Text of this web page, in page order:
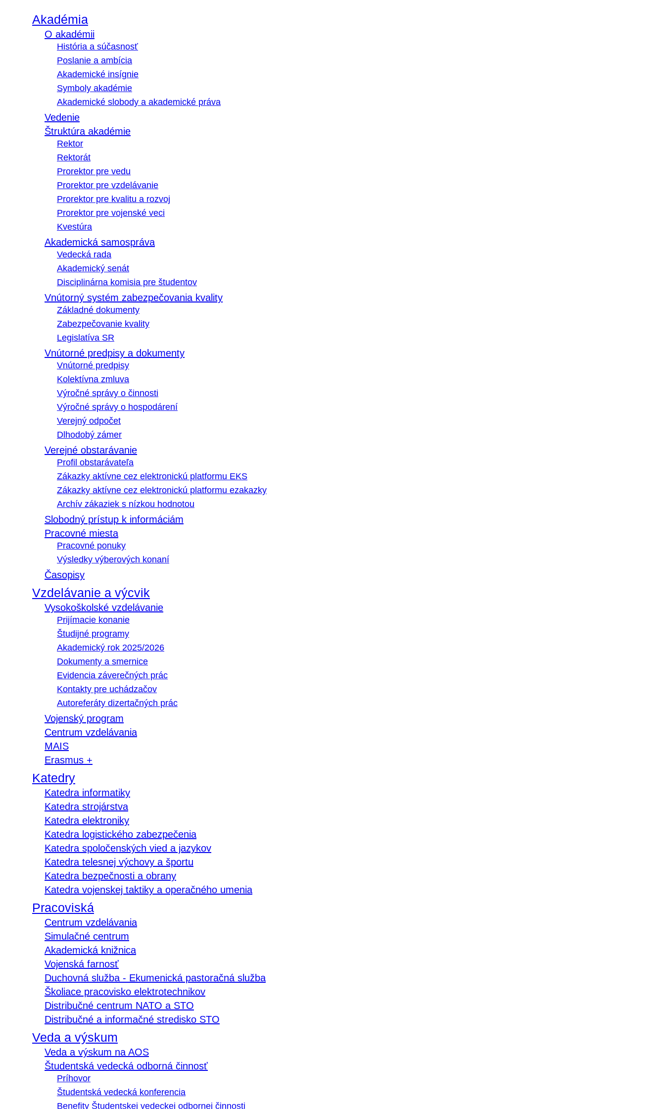
Akadémia
O akadémii
História a súčasnosť
Poslanie a ambícia
Akademické insígnie
Symboly akadémie
Akademické slobody a akademické práva
Vedenie
Štruktúra akadémie
Rektor
Rektorát
Prorektor pre vedu
Prorektor pre vzdelávanie
Prorektor pre kvalitu a rozvoj
Prorektor pre vojenské veci
Kvestúra
Akademická samospráva
Vedecká rada
Akademický senát
Disciplinárna komisia pre študentov
Vnútorný systém zabezpečovania kvality
Základné dokumenty
Zabezpečovanie kvality
Legislatíva SR
Vnútorné predpisy a dokumenty
Vnútorné predpisy
Kolektívna zmluva
Výročné správy o činnosti
Výročné správy o hospodárení
Verejný odpočet
Dlhodobý zámer
Verejné obstarávanie
Profil obstarávateľa
Zákazky aktívne cez elektronickú platformu EKS
Zákazky aktívne cez elektronickú platformu ezakazky
Archív zákaziek s nízkou hodnotou
Slobodný prístup k informáciám
Pracovné miesta
Pracovné ponuky
Výsledky výberových konaní
Časopisy
Vzdelávanie a výcvik
Vysokoškolské vzdelávanie
Prijímacie konanie
Študijné programy
Akademický rok 2025/2026
Dokumenty a smernice
Evidencia záverečných prác
Kontakty pre uchádzačov
Autoreferáty dizertačných prác
Vojenský program
Centrum vzdelávania
MAIS
Erasmus +
Katedry
Katedra informatiky
Katedra strojárstva
Katedra elektroniky
Katedra logistického zabezpečenia
Katedra spoločenských vied a jazykov
Katedra telesnej výchovy a športu
Katedra bezpečnosti a obrany
Katedra vojenskej taktiky a operačného umenia
Pracoviská
Centrum vzdelávania
Simulačné centrum
Akademická knižnica
Vojenská farnosť
Duchovná služba - Ekumenická pastoračná služba
Školiace pracovisko elektrotechnikov
Distribučné centrum NATO a STO
Distribučné a informačné stredisko STO
Veda a výskum
Veda a výskum na AOS
Študentská vedecká odborná činnosť
Príhovor
Študentská vedecká konferencia
Benefity Študentskej vedeckej odbornej činnosti